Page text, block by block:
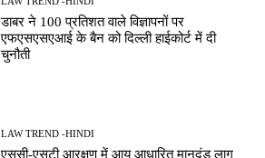
डाबर ने 100 प्रतिशत वाले विज्ञापनों पर
एफएसएसएआई के बैन को दिल्ली हाईकोर्ट में दी
चुनौती
LAW TREND -HINDI
एससी-एसटी आरक्षण में आय आधारित मानदंड लागू